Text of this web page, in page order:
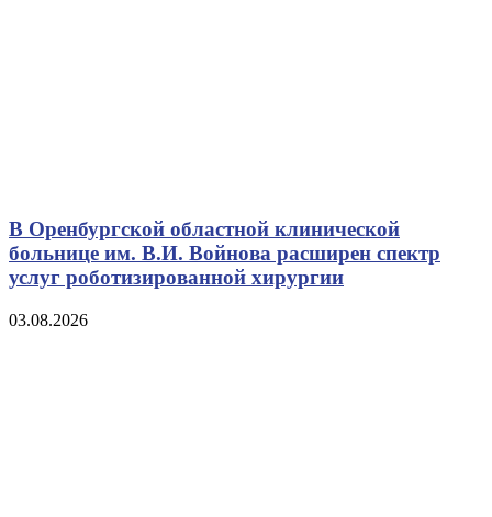
В Оренбургской областной клинической
больнице им. В.И. Войнова расширен спектр
услуг роботизированной хирургии
03.08.2026